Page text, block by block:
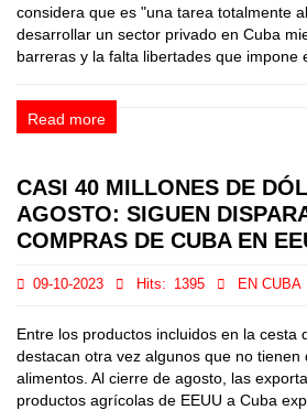
considera que es "una tarea totalmente
desarrollar un sector privado en Cuba
barreras y la falta libertades que impone
Read more
CASI 40 MILLONES DE
AGOSTO: SIGUEN
COMPRAS DE CUBA EN
09-10-2023 Hits: 1395 EN CUBA
Entre los productos incluidos en la cesta
destacan otra vez algunos que no tienen
alimentos. Al cierre de agosto, las
productos agrícolas de EEUU a Cuba